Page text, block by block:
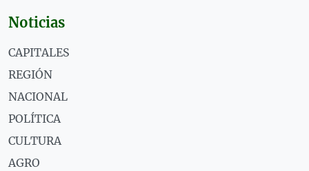
Noticias
CAPITALES
REGIÓN
NACIONAL
POLÍTICA
CULTURA
AGRO